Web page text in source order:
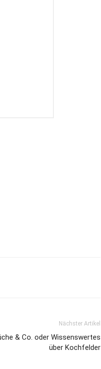
Nächster Artikel
& Co. oder Wissenswertes
über Kochfelder